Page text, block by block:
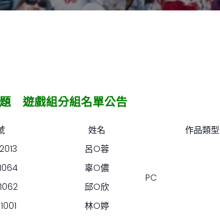
題 遊戲組分組名單公告
姓名 作品類型
呂O蓉
PC
辜O儂
邱O欣
林O婷